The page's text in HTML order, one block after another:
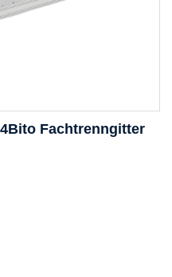
Fachtrenngitter